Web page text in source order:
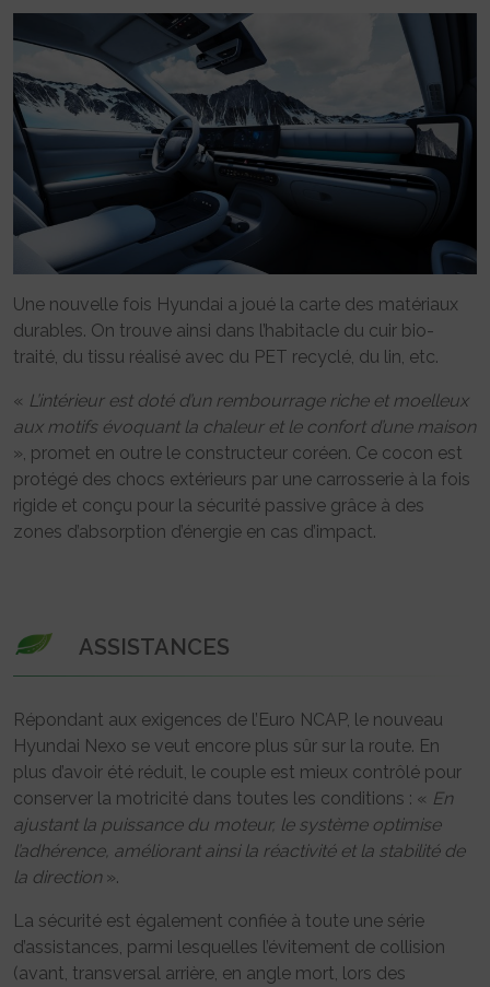
Une nouvelle fois Hyundai a joué la carte des matériaux
durables. On trouve ainsi dans l’habitacle du cuir bio-
traité, du tissu réalisé avec du PET recyclé, du lin, etc.
« L’intérieur est doté d’un rembourrage riche et moelleux
aux motifs évoquant la chaleur et le confort d’une maison
», promet en outre le constructeur coréen. Ce cocon est
protégé des chocs extérieurs par une carrosserie à la fois
rigide et conçu pour la sécurité passive grâce à des
zones d’absorption d’énergie en cas d’impact.
ASSISTANCES
Répondant aux exigences de l’Euro NCAP, le nouveau
Hyundai Nexo se veut encore plus sûr sur la route. En
plus d’avoir été réduit, le couple est mieux contrôlé pour
conserver la motricité dans toutes les conditions : « En
ajustant la puissance du moteur, le système optimise
l’adhérence, améliorant ainsi la réactivité et la stabilité de
la direction».
La sécurité est également confiée à toute une série
d’assistances, parmi lesquelles l’évitement de collision
(avant, transversal arrière, en angle mort, lors des